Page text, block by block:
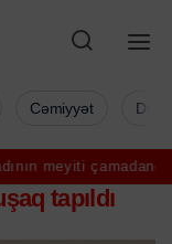
tapıldı
Cəmiyyət
tapıldı